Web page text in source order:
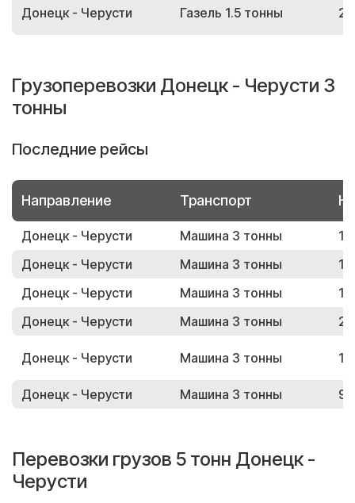
Донецк - Черусти Газель 1.5 тонны
Грузоперевозки Донецк - Черусти 3
тонны
Последние рейсы
Направление Транспорт
Донецк - Черусти Машина 3 тонны
Донецк - Черусти
Машина 3 тонны
Донецк - Черусти
Машина 3 тонны
Донецк - Черусти
Машина 3 тонны
Донецк - Черусти Машина 3 тонны
Донецк - Черусти Машина 3 тонны
Перевозки грузов 5 тонн Донецк -
Черусти